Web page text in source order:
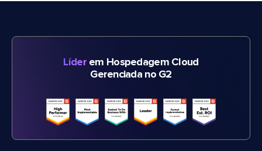
Líderem Hospedagem Cloud
Gerenciada no G2